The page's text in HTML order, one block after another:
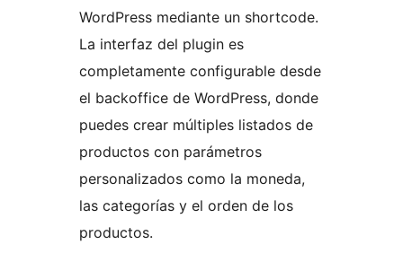
WordPress mediante un shortcode.
La interfaz del plugin es
completamente configurable desde
el backoffice de WordPress, donde
puedes crear múltiples listados de
productos con parámetros
personalizados como la moneda,
las categorías y el orden de los
productos.